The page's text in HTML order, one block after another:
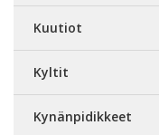
Kuutiot
Kyltit
Kynänpidikkeet